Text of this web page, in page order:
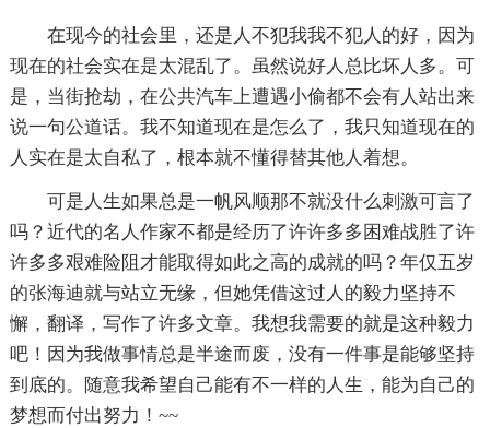
在现今的社会里，还是人不犯我我不犯人的好，因为
现在的社会实在是太混乱了。虽然说好人总比坏人多。可
是，当街抢劫，在公共汽车上遭遇小偷都不会有人站出来
说一句公道话。我不知道现在是怎么了，我只知道现在的
人实在是太自私了，根本就不懂得替其他人着想。
可是人生如果总是一帆风顺那不就没什么刺激可言了
吗？近代的名人作家不都是经历了许许多多困难战胜了许
许多多艰难险阻才能取得如此之高的成就的吗？年仅五岁
的张海迪就与站立无缘，但她凭借这过人的毅力坚持不
懈，翻译，写作了许多文章。我想我需要的就是这种毅力
吧！因为我做事情总是半途而废，没有一件事是能够坚持
到底的。随意我希望自己能有不一样的人生，能为自己的
梦想而付出努力！~~